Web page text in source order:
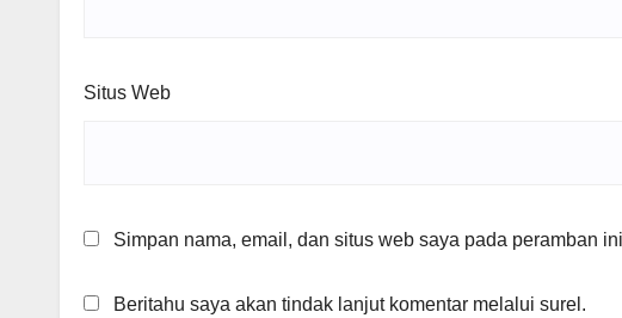
Situs Web
Simpan nama, email, dan situs web saya pada peramban
Beritahu saya akan tindak lanjut komentar melalui surel.